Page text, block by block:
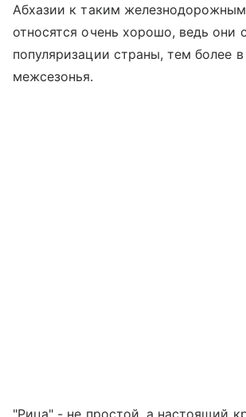
Абхазии к таким
относятся очень хорошо, ведь они
популяризации страны, тем более
межсезонья.
"Рица" - не простой, а настоящий